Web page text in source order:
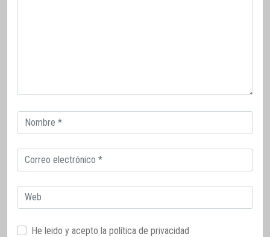
Correo
electrónico
Correo
electrónico
Web
He leido y acepto la política de privacidad